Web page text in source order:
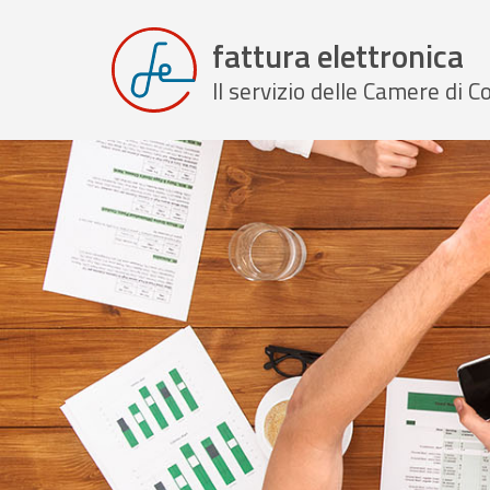
fattura elettronica
Il servizio delle Camere di